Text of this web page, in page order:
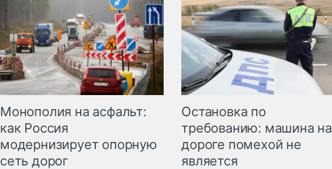
Монополия на асфальт:
как Россия
модернизирует опорную
сеть дорог
Остановка по
требованию: машина на
дороге помехой не
является